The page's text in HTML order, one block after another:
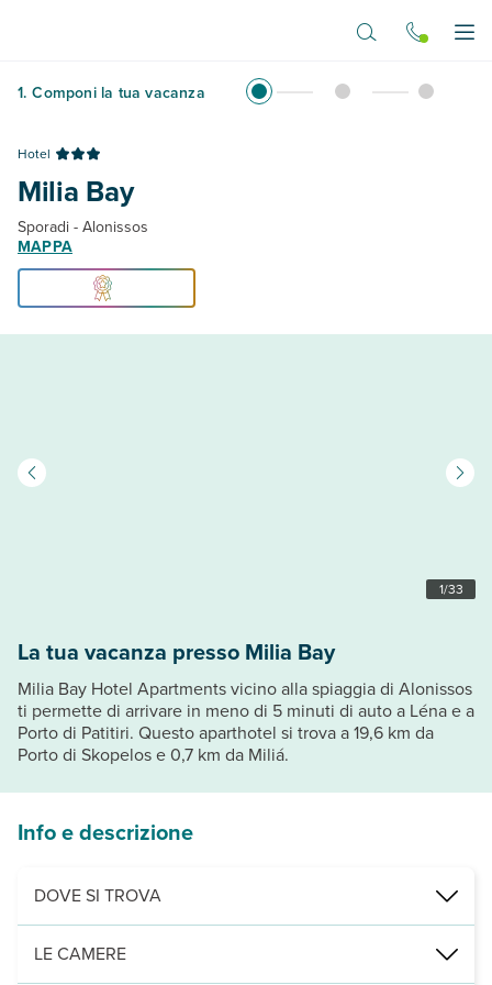
1. Componi la tua vacanza
Hotel
Milia Bay
Sporadi - Alonissos
MAPPA
1/33
La tua vacanza presso Milia Bay
Milia Bay Hotel Apartments vicino alla spiaggia di Alonissos
ti permette di arrivare in meno di 5 minuti di auto a Léna e a
Porto di Patitiri. Questo aparthotel si trova a 19,6 km da
Porto di Skopelos e 0,7 km da Miliá.
Info e descrizione
DOVE SI TROVA
Nelle vicinanze di: Miliá
LE CAMERE